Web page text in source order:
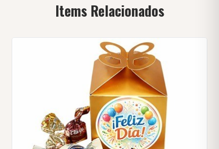
Items Relacionados